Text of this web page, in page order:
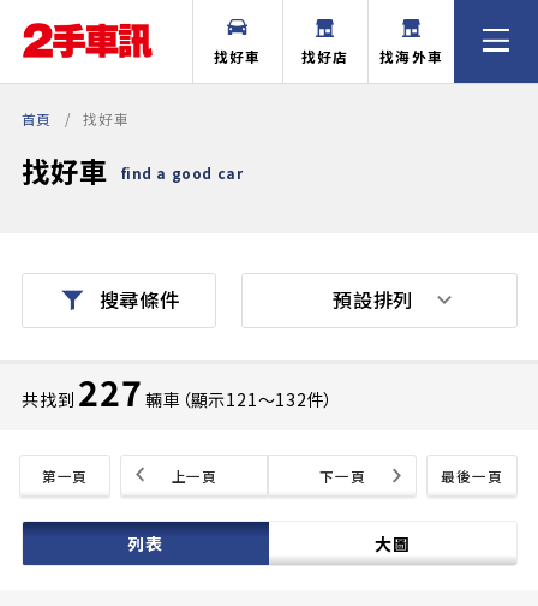
找好車 找好店 找海外車
首頁 找好車
找好車 find a good car
搜尋條件
共找到 227 輛車（顯示121〜132件）
第一頁 最後一頁
上一頁 下一頁
列表 大圖
預設排列